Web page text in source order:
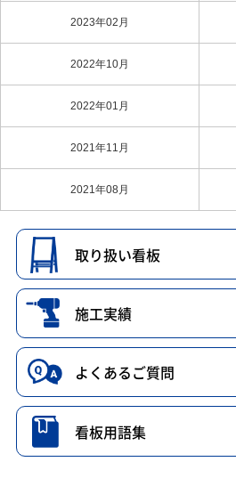
2023年02月
2022年10月
2022年01月
2021年11月
2021年08月
取り扱い看板
施工実績
よくあるご質問
看板用語集